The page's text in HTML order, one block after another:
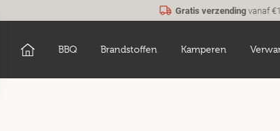
Gratis verzendingvanaf
BBQ Brandstoffen Kamperen